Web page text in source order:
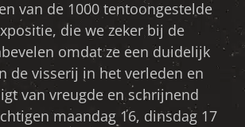
van de 1000 tentoongestelde
die we zeker bij de
omdat ze een duidelijk
de visserij in het verleden en
van vreugde en schrijnend
maandag 16, dinsdag 17